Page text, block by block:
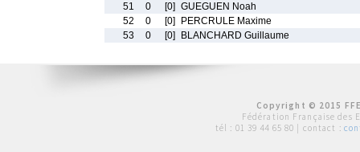
51
0 [0] GUEGUEN Noah
52
0 [0]
PERCRULE Maxime
53
0 [0] BLANCHARD Guillaume
Copyright © 2015
Fédération Française des
tél : 01 39 44 65 80 | contact :